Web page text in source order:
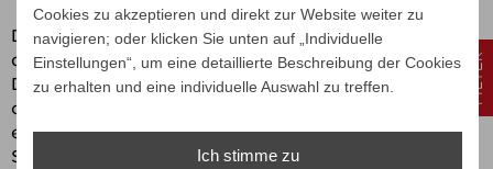
Die schönste "Hängepartie" dieses Sommers gibt es in
drei Größen:
Die Weishäupl Modelle mit Ø 350 cm bzw. 300 x 300
cm oder 400 x 400 cm (quadratisch) werden von
einem hochwertigen Aluminiumgestell getragen. Die
Sonnenschirme sind problemlos drehbar und auch
Cookies zu akzeptieren und direkt zur Website weiter zu
navigieren; oder klicken Sie unten auf „Individuelle
Einstellungen“, um eine detaillierte Beschreibung der Cookies
zu erhalten und eine individuelle Auswahl zu treffen.
Ich stimme zu
FILTER